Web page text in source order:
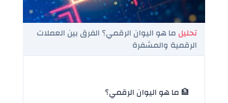
تحليل ما هو اليوان الرقمي؟ الفرق بين العملات
الرقمية والمشفرة
🏦 ما هو اليوان الرقمي؟